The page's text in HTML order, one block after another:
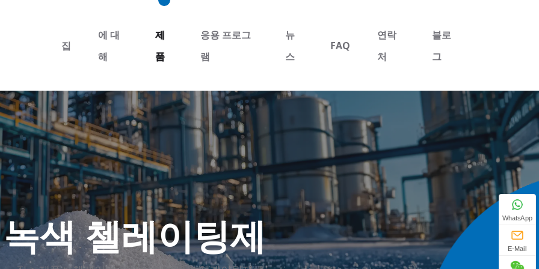
집
에 대
해
제
품
응용 프로그
램
뉴
스
FAQ
연락
처
블로
그
녹색 첼레이팅제 WhatsApp
E-Mail